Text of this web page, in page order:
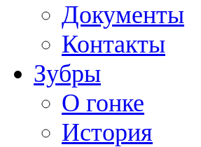
Документы
Контакты
Зубры
О гонке
История